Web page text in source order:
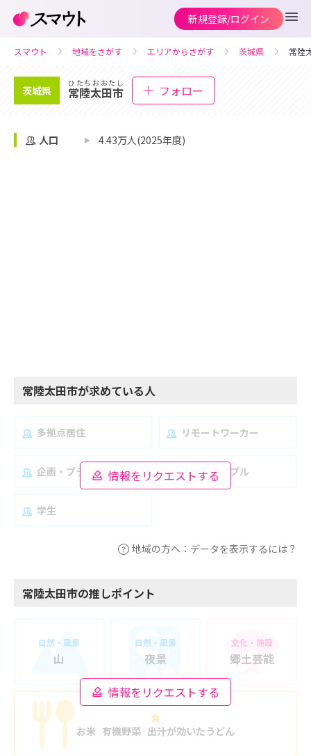
新規登録/ログイン
スマウト 地域をさがす エリアからさがす 茨城県 常陸
茨城県
ひたちおおたし
常陸太田市 フォロー
人口 4.43万人(2025年度)
常陸太田市が求めている人
情報をリクエストする
多拠点居住 リモートワーカー
企画・プランナー 夫婦・カップル
学生
地域の方へ：データを表示するには？
常陸太田市の推しポイント
情報をリクエストする
自然・風景
山
自然・風景
夜景
文化・施設
郷土芸能
食
お米 有機野菜 出汁が効いたうどん